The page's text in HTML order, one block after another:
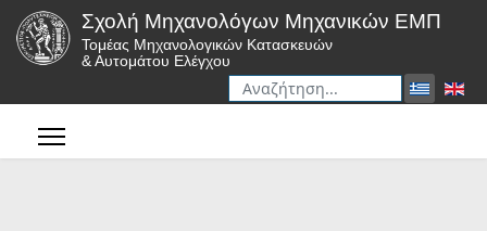
Σχολή Μηχανολόγων Μηχανικών ΕΜΠ
Τομέας Μηχανολογικών Κατασκευών
& Αυτομάτου Ελέγχου
Αναζήτηση